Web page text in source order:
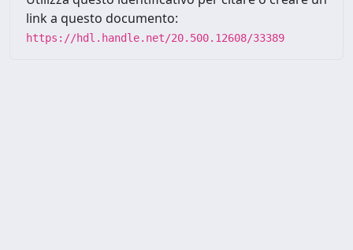
link a questo documento:
https://hdl.handle.net/20.500.12608/33389